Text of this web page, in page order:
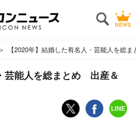
【2020年】結婚した有名人・芸能人を総
芸能人を総まとめ 出産＆